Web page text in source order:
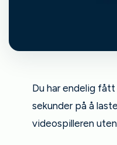
Du har endelig
sekunder på å
videospilleren